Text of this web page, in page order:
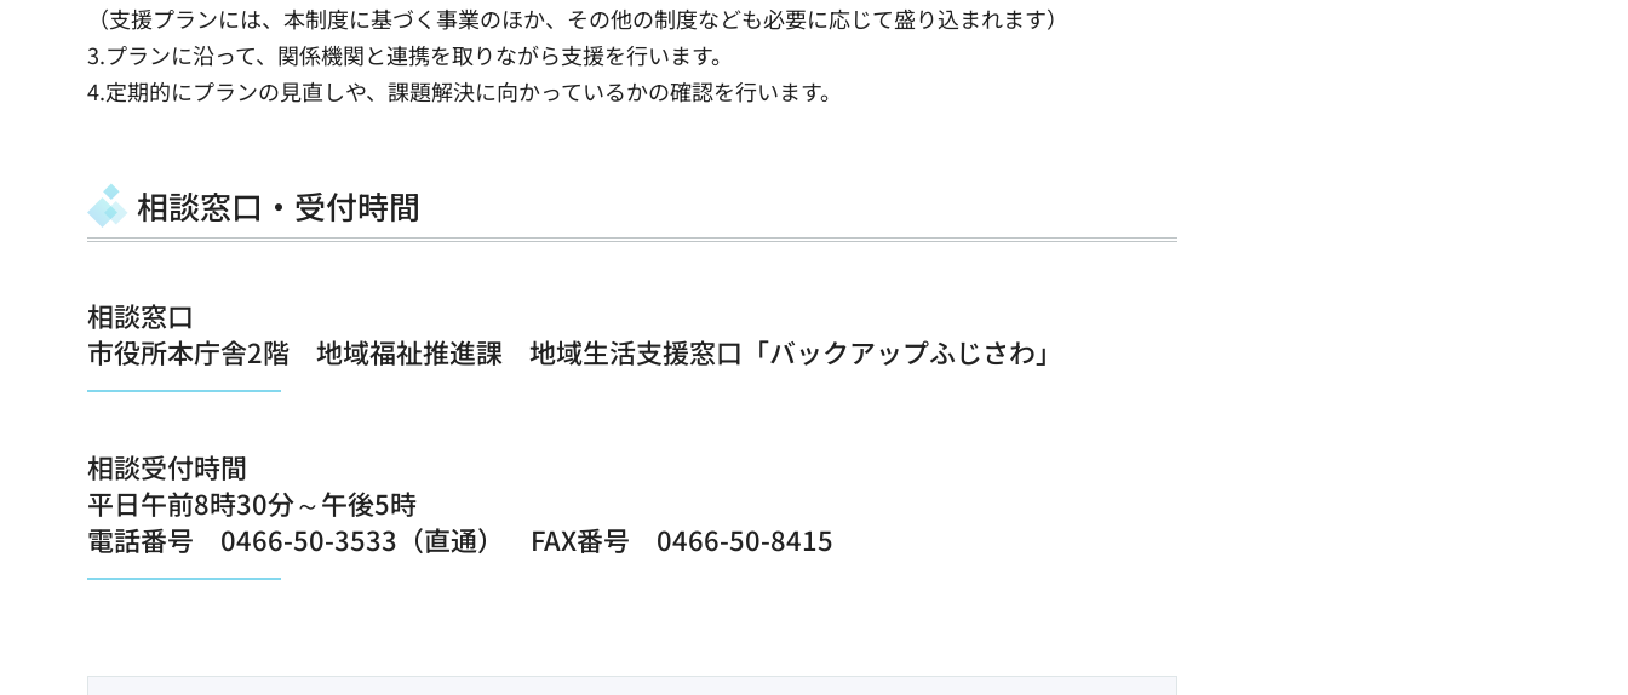
（支援プランには、本制度に基づく事業のほか、その他の制度なども必要に応じて盛り込まれます）
3.プランに沿って、関係機関と連携を取りながら支援を行います。
4.定期的にプランの見直しや、課題解決に向かっているかの確認を行います。
相談窓口・受付時間
相談窓口
市役所本庁舎2階 地域福祉推進課 地域生活支援窓口「バックアップふじさわ」
相談受付時間
平日午前8時30分～午後5時
電話番号 0466-50-3533（直通） FAX番号 0466-50-8415